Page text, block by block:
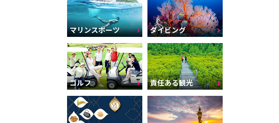
マリンスポーツ ダイビング
ゴルフ 責任ある観光